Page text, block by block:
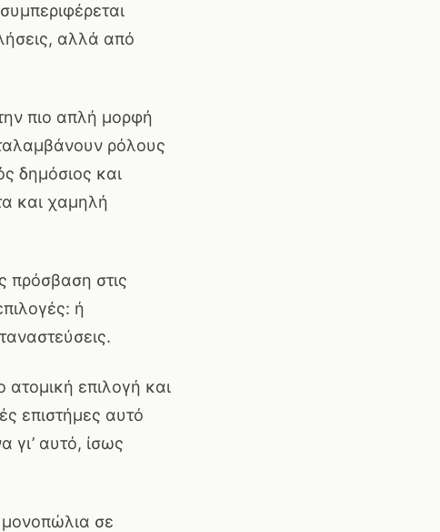
αλλά από
πιο απλή μορφή
ρόλους
δημόσιος και
και χαμηλή
πρόσβαση στις
ή
ατομική επιλογή και
επιστήμες αυτό
γι’ αυτό, ίσως
μονοπώλια σε